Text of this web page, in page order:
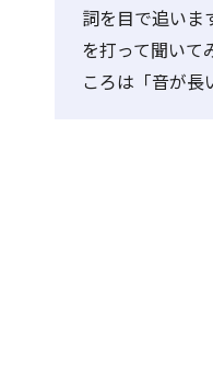
詞を目で追いま
を打って聞いて
ころは「音が長